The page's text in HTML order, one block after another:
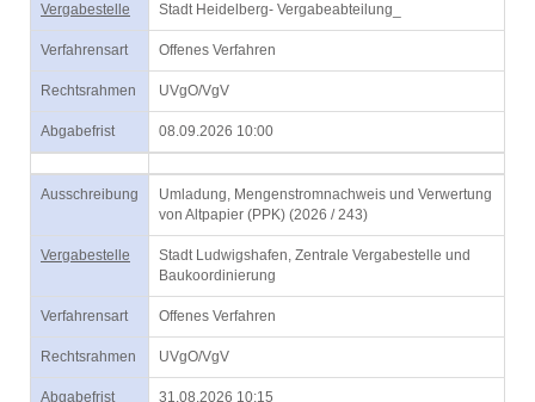
Vergabestelle Stadt Heidelberg- Vergabeabteilung_
Verfahrensart Offenes Verfahren
Rechtsrahmen UVgO/VgV
Abgabefrist 08.09.2026 10:00
Ausschreibung
Umladung, Mengenstromnachweis und Verwertung
von Altpapier (PPK) (2026 / 243)
Vergabestelle
Stadt Ludwigshafen, Zentrale Vergabestelle und
Baukoordinierung
Verfahrensart Offenes Verfahren
Rechtsrahmen UVgO/VgV
Abgabefrist 31.08.2026 10:15